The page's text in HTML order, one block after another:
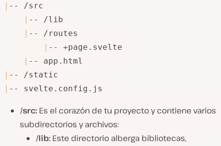
| -- /src
| -- /lib
| -- /routes
| -- +page.svelte
|
|
| -- svelte.config.js
/src: Es el corazón de tu proyecto y contiene varios
subdirectorios y archivos:
/lib: Este directorio alberga bibliotecas,